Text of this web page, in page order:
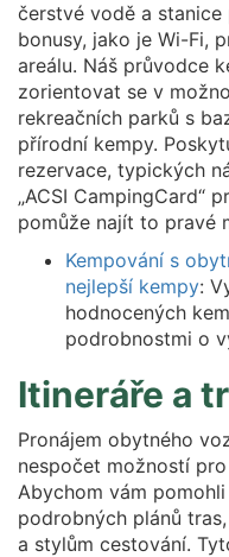
čerstvé vodě a
bonusy, jako je Wi-Fi,
areálu. Náš průvodce
zorientovat se v
rekreačních parků s
přírodní kempy.
rezervace, typických
„ACSI CampingCard“
pomůže najít to pravé
Kempování s
nejlepší kempy:
hodnocených
podrobnostmi o
Itineráře a
Pronájem obytného
nespočet možností
Abychom vám
podrobných plánů
a stylům cestování.